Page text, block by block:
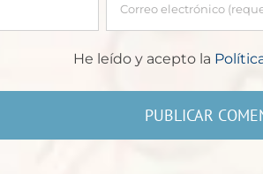
He leído y acepto la